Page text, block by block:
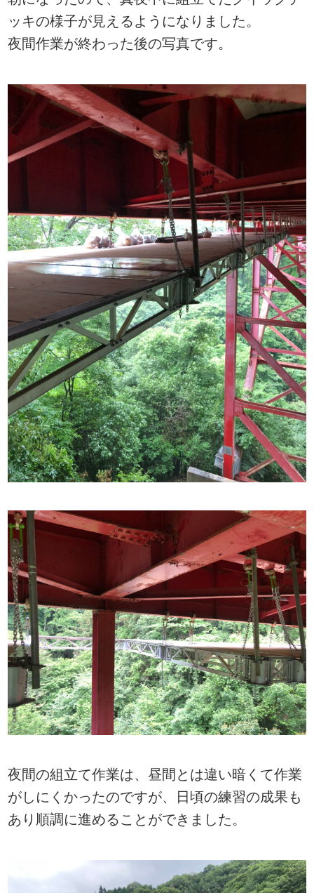
ッキの様子が見えるようになりました。
夜間作業が終わった後の写真です。
夜間の組立て作業は、昼間とは違い暗くて作業
がしにくかったのですが、日頃の練習の成果も
あり順調に進めることができました。